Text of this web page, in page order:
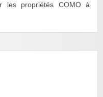
les propriétés COMO à